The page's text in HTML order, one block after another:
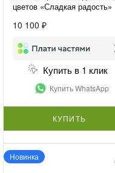
цветов «Сладкая радость»
10 100 ₽
Купить в 1 клик
Купить WhatsApp
КУПИТЬ
Новинка